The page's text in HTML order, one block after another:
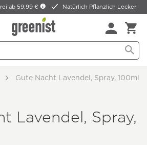
ab 59,99 € Natürlich Pflanzlich Lecker
Gute Nacht Lavendel, Spray, 100ml
Lavendel, Spray,